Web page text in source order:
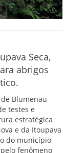
Seca,
abrigos
Blumenau
testes e
estratégica
e da Itoupava
do município
fenômeno